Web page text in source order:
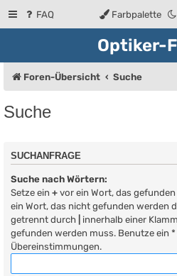
FAQ Farbpalette
Optiker-
Foren-Übersicht Suche
Suche
SUCHANFRAGE
Suche nach Wörtern:
Setze ein + vor ein Wort, das
ein Wort, das nicht gefunden werden
getrennt durch
innerhalb einer
gefunden werden muss. Benutze ein
Übereinstimmungen.